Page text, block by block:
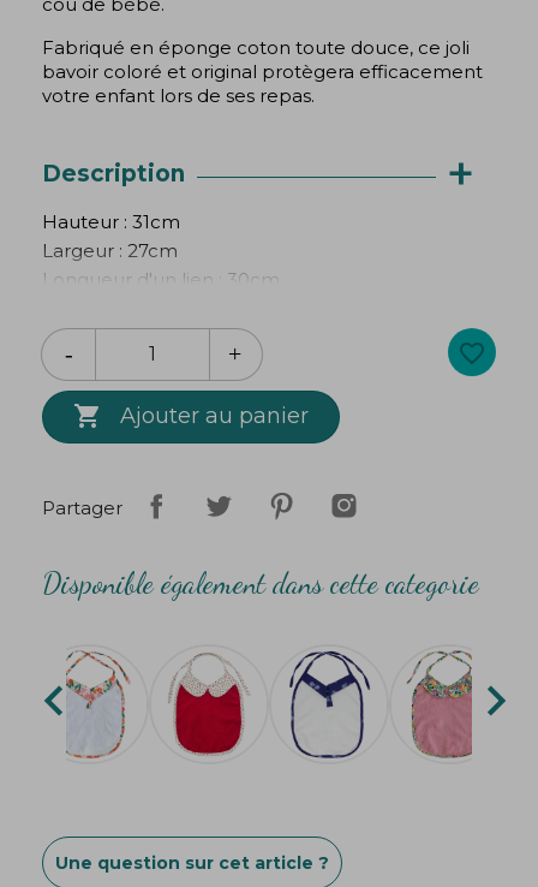
Fabriqué en éponge coton toute douce, ce joli
bavoir coloré et original protègera efficacement
votre enfant lors de ses repas.
Description +
Hauteur : 31cm
Largeur : 27cm
Longueur d'un lien : 30cm
100% coton
Création Bibop &Lula
 Ajouter au panier
favorite_border
Partager
Disponible également dans cette categorie
 
Une question sur cet article ?